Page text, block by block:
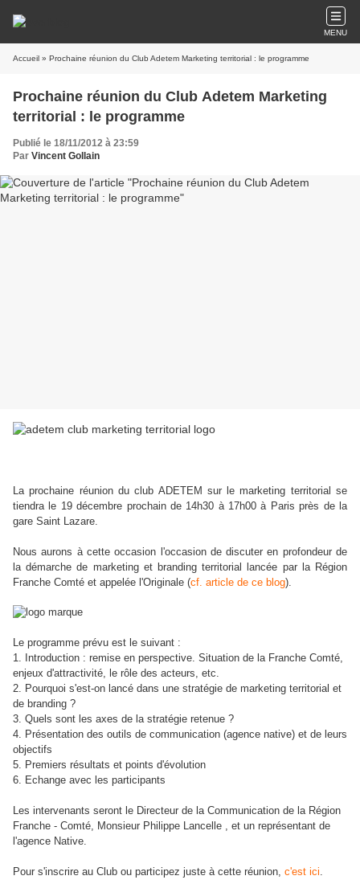
MENU
Accueil » Prochaine réunion du Club Adetem Marketing territorial : le programme
Prochaine réunion du Club Adetem Marketing
territorial : le programme
Publié le 18/11/2012 à 23:59
Par Vincent Gollain
La prochaine réunion du club ADETEM sur le marketing territorial se
tiendra le 19 décembre prochain de 14h30 à 17h00 à Paris près de la
gare Saint Lazare.
Nous aurons à cette occasion l'occasion de discuter en profondeur de
la démarche de marketing et branding territorial lancée par la Région
Franche Comté et appelée l'Originale (cf. article de ce blog).
Le programme prévu est le suivant :
1. Introduction : remise en perspective. Situation de la Franche Comté,
enjeux d'attractivité, le rôle des acteurs, etc.
2. Pourquoi s'est-on lancé dans une stratégie de marketing territorial et
de branding ?
3. Quels sont les axes de la stratégie retenue ?
4. Présentation des outils de communication (agence native) et de leurs
objectifs
5. Premiers résultats et points d'évolution
6. Echange avec les participants
Les intervenants seront le Directeur de la Communication de la Région
Franche - Comté, Monsieur Philippe Lancelle , et un représentant de
l'agence Native.
Pour s'inscrire au Club ou participez juste à cette réunion, c'est ici.